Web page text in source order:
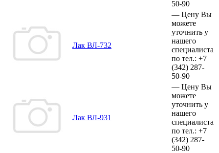
50-90
Лак ВЛ-732
— Цену Вы
можете
уточнить у
нашего
специалиста
по тел.: +7
(342) 287-
50-90
Лак ВЛ-931
— Цену Вы
можете
уточнить у
нашего
специалиста
по тел.: +7
(342) 287-
50-90